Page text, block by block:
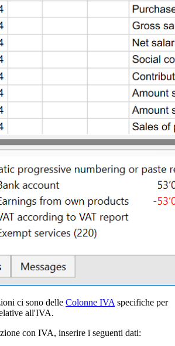
ci sono delle Colonne IVA specifiche per
all'IVA.
con IVA, inserire i seguenti dati: